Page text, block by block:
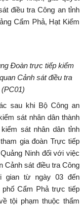
điều tra Công an tỉnh
Cẩm Phả, Hạt Kiểm
Đoàn trực tiếp kiểm
Cảnh sát điều tra
sau khi Bộ Công an
sát nhân dân thành
sát nhân dân tỉnh
gia đoàn Trực tiếp
Ninh đối với việc
Cảnh sát điều tra Công
gian từ ngày 03 đến
phố Cẩm Phả trực tiếp
tội phạm thuộc thẩm